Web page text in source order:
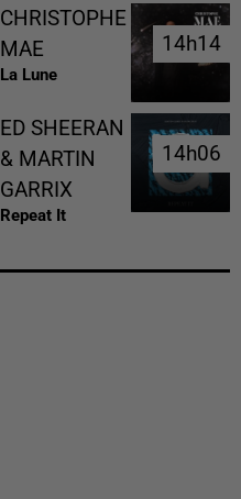
CHRISTOPHE
MAE
La Lune
14h14
14h14
ED SHEERAN
& MARTIN
GARRIX
Repeat It
14h06
14h06